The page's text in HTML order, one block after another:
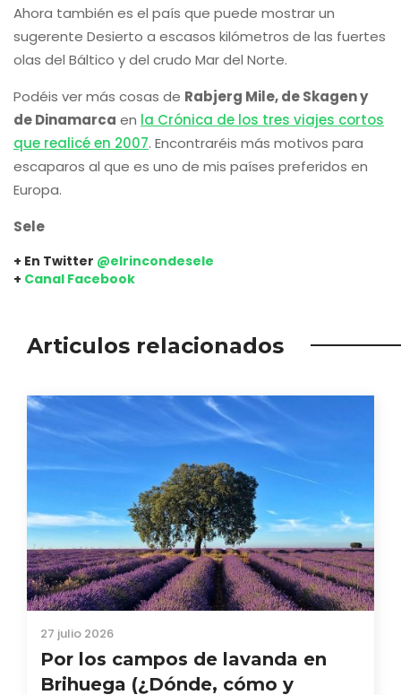
Ahora también es el país que puede mostrar un
sugerente Desierto a escasos kilómetros de las fuertes
olas del Báltico y del crudo Mar del Norte.
Podéis ver más cosas de Rabjerg Mile, de Skagen y
de Dinamarca en la Crónica de los tres viajes cortos
que realicé en 2007. Encontraréis más motivos para
escaparos al que es uno de mis países preferidos en
Europa.
Sele
+ En Twitter @elrincondesele
+ Canal Facebook
Articulos relacionados
27 julio 2026
Por los campos de lavanda en
Brihuega (¿Dónde, cómo y